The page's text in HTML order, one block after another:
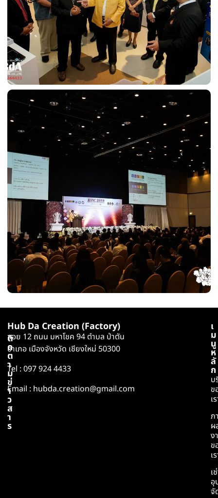
ติ
ด
ต
า
ม
ข่
า
ว
ส
า
ร
Hub Da Creation (Factory)
ซอย 12 ถนน มหาโชค 94 ตำบล ป่าตัน
อำเภอ เมืองจังหวัด เชียงใหม่ 50300
Tel : 097 924 4433
Email : hubda.creation@gmail.com
เ
ม
นู
ห
ลั
ก
บ
ข
เ
ภ
ผ
ง
ข
เ
เ
จั